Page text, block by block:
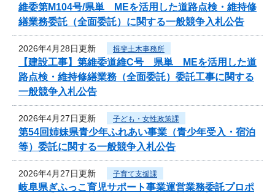
維委第M104号/県単 MEを活用した道路点検・維持修
繕業務委託（全面委託）に関する一般競争入札公告
2026年4月28日更新 揖斐土木事務所
【建設工事】第維委道維C号 県単 MEを活用した道
路点検・維持修繕業務（全面委託）委託工事に関する
一般競争入札公告
2026年4月27日更新 子ども・女性政策課
第54回姉妹県青少年ふれあい事業（青少年受入・宿泊
等）委託に関する一般競争入札公告
2026年4月27日更新 子育て支援課
岐阜県ぎふっこ育児サポート事業運営業務委託プロポ